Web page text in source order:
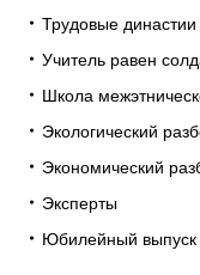
Трудовые династии
Учитель равен
Школа
Экологический
Экономический
Эксперты
Юбилейный выпуск